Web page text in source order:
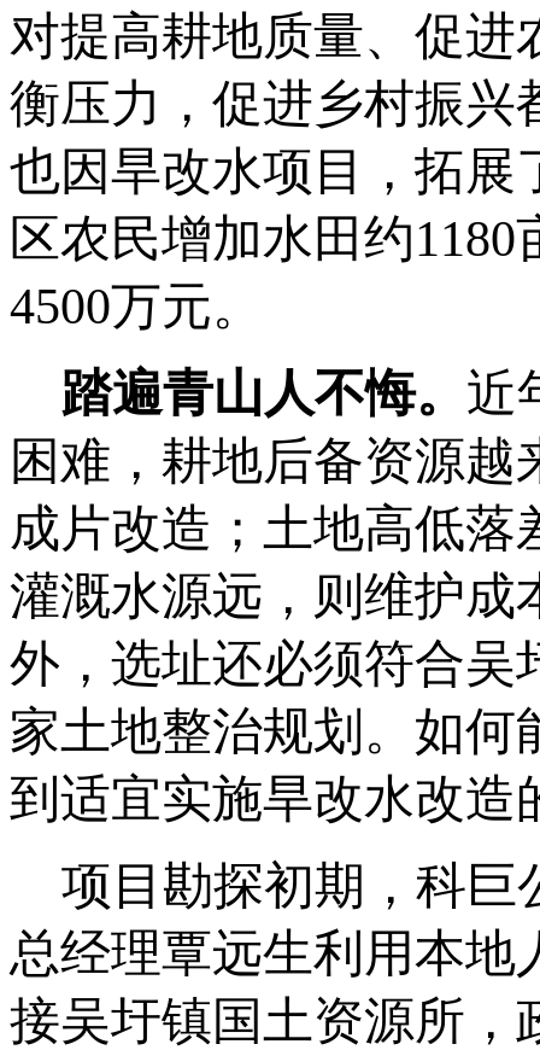
对提高耕地质量、促进
衡压力，促进乡村振兴
也因旱改水项目，拓展
区农民增加水田约1180
4500万元。
踏遍青山人不悔。 近
困难，耕地后备资源
成片改造；土地高低
灌溉水源远，则维护成
外，选址还必须符合吴
家土地整治规划。如何
到适宜实施旱改水改造
项目勘探初期，科巨
总经理覃远生利用本地
接吴圩镇国土资源所，